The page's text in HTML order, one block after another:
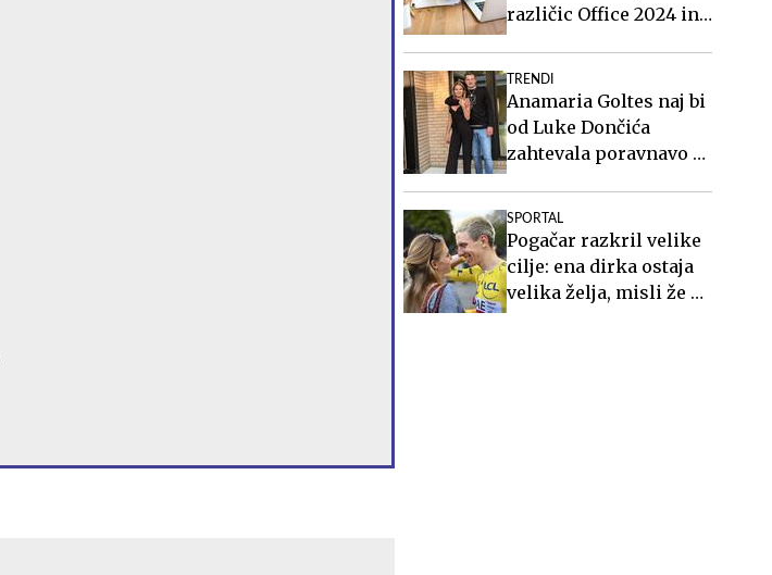
različic Office 2024 in
TRENDI
Anamaria Goltes naj bi
od Luke Dončića
zahtevala poravnavo v
SPORTAL
Pogačar razkril velike
cilje: ena dirka ostaja
velika želja, misli že na